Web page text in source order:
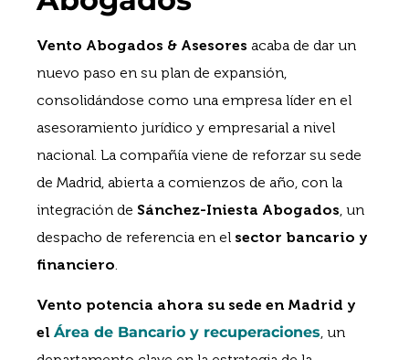
Vento Abogados & Asesores acaba de dar un
nuevo paso en su plan de expansión,
consolidándose como una empresa líder en el
asesoramiento jurídico y empresarial a nivel
nacional. La compañía viene de reforzar su sede
de Madrid, abierta a comienzos de año, con la
integración de Sánchez-Iniesta Abogados, un
despacho de referencia en el sector bancario y
financiero.
Vento potencia ahora su sede en Madrid y
el Área de Bancario y recuperaciones, un